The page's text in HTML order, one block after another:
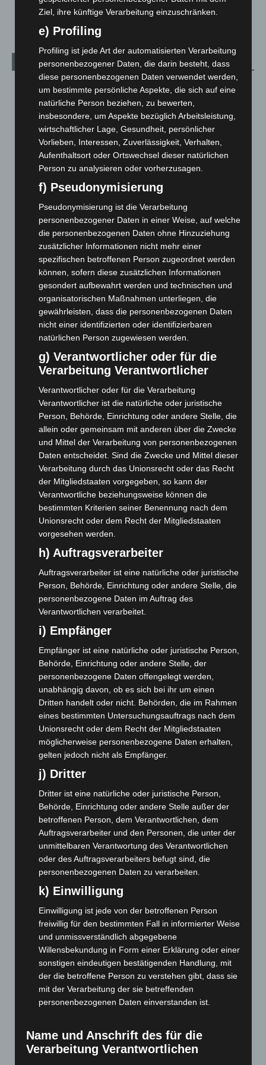
Archiv
August 2026(10)
Juli 2026(73)
Juni 2026
(139)
Mai 2026(99)
April 2026(99)
Februar 2026(109)
Januar 2026(122)
Dezember 2025(103)
November 2025(114)
Oktober 2025(112)
September 2025(93)
August 2025(90)
Juli 2025 (90)
Juni 2025(103)
Mai 2025(112)
April 2025(88)
März 2025(111)
Februar 2025(96)
Januar 2025(88)
Dezember 2024(89)
November 2024(94)
Oktober 2024(93)
September 2024(112)
August 2024
(107)
Juli 2024(89)
Juni 2024(107)
Mai 2024(149)
April 2024(102)
März 2024(103)
Januar 2024
(111)
Dezember 2023(130)
November 2023(130)
Oktober 2023(114)
September 2023(133)
August 2023(134)
Juli 2023(118)
Mai 2023
April 2023
(155)
März 2023(174)
Februar 2023(154)
Januar 2023
(140)
Dezember 2022(130)
November 2022(167)
Oktober 2022(166)
September 2022(205)
August 2022(166)
Juli 2022(133)
Juni 2022(167)
(177)
März 2022 (221)
Februar 2022(189)
Ziel, ihre künftige Verarbeitung einzuschränken.
e) Profiling
Profiling ist jede Art der automatisierten Verarbeitung
personenbezogener Daten, die darin besteht, dass
diese personenbezogenen Daten verwendet werden,
um bestimmte persönliche Aspekte, die sich auf eine
natürliche Person beziehen, zu bewerten,
insbesondere, um Aspekte bezüglich Arbeitsleistung,
wirtschaftlicher Lage, Gesundheit, persönlicher
Vorlieben, Interessen, Zuverlässigkeit, Verhalten,
Aufenthaltsort oder Ortswechsel dieser natürlichen
Person zu analysieren oder vorherzusagen.
f) Pseudonymisierung
Pseudonymisierung ist die Verarbeitung
personenbezogener Daten in einer Weise, auf welche
die personenbezogenen Daten ohne Hinzuziehung
zusätzlicher Informationen nicht mehr einer
spezifischen betroffenen Person zugeordnet werden
können, sofern diese zusätzlichen Informationen
gesondert aufbewahrt werden und technischen und
organisatorischen Maßnahmen unterliegen, die
gewährleisten, dass die personenbezogenen Daten
nicht einer identifizierten oder identifizierbaren
natürlichen Person zugewiesen werden.
g) Verantwortlicher oder für die
Verarbeitung Verantwortlicher
Verantwortlicher oder für die Verarbeitung
Verantwortlicher ist die natürliche oder juristische
Person, Behörde, Einrichtung oder andere Stelle, die
allein oder gemeinsam mit anderen über die Zwecke
und Mittel der Verarbeitung von personenbezogenen
Daten entscheidet. Sind die Zwecke und Mittel dieser
Verarbeitung durch das Unionsrecht oder das Recht
der Mitgliedstaaten vorgegeben, so kann der
Verantwortliche beziehungsweise können die
bestimmten Kriterien seiner Benennung nach dem
Unionsrecht oder dem Recht der Mitgliedstaaten
vorgesehen werden.
h) Auftragsverarbeiter
Auftragsverarbeiter ist eine natürliche oder juristische
Person, Behörde, Einrichtung oder andere Stelle, die
personenbezogene Daten im Auftrag des
Verantwortlichen verarbeitet.
i) Empfänger
Empfänger ist eine natürliche oder juristische Person,
Behörde, Einrichtung oder andere Stelle, der
personenbezogene Daten offengelegt werden,
unabhängig davon, ob es sich bei ihr um einen
Dritten handelt oder nicht. Behörden, die im Rahmen
eines bestimmten Untersuchungsauftrags nach dem
Unionsrecht oder dem Recht der Mitgliedstaaten
möglicherweise personenbezogene Daten erhalten,
gelten jedoch nicht als Empfänger.
j) Dritter
Dritter ist eine natürliche oder juristische Person,
Behörde, Einrichtung oder andere Stelle außer der
betroffenen Person, dem Verantwortlichen, dem
Auftragsverarbeiter und den Personen, die unter der
unmittelbaren Verantwortung des Verantwortlichen
oder des Auftragsverarbeiters befugt sind, die
personenbezogenen Daten zu verarbeiten.
k) Einwilligung
Einwilligung ist jede von der betroffenen Person
freiwillig für den bestimmten Fall in informierter Weise
und unmissverständlich abgegebene
Willensbekundung in Form einer Erklärung oder einer
sonstigen eindeutigen bestätigenden Handlung, mit
der die betroffene Person zu verstehen gibt, dass sie
mit der Verarbeitung der sie betreffenden
personenbezogenen Daten einverstanden ist.
Name und Anschrift des für die
Verarbeitung Verantwortlichen